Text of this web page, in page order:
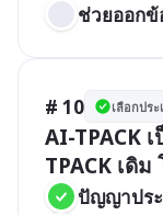
ช่วยออก
# 10 เลือกประ
AI-TPACK
TPACK เดิม
ปัญญาปร